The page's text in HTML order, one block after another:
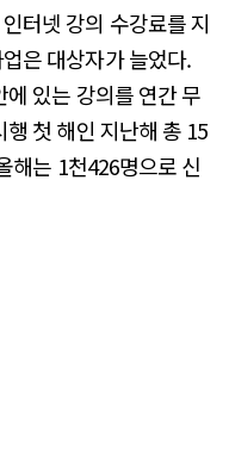
터넷 강의 수강료를 지
은 대상자가 늘었다.
있는 강의를 연간 무
첫 해인 지난해 총 15
해는 1천426명으로 신